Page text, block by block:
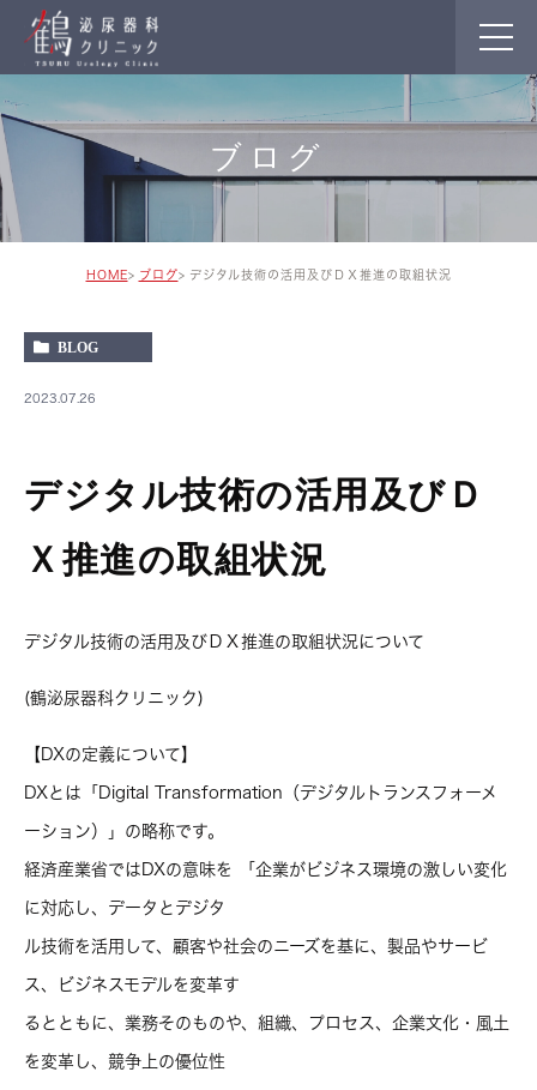
ブログ
HOME ブログ デジタル技術の活用及びＤＸ推進の取組状況
BLOG
2023.07.26
デジタル技術の活用及びＤ
Ｘ推進の取組状況
デジタル技術の活用及びＤＸ推進の取組状況について
(鶴泌尿器科クリニック)
【DXの定義について】
DXとは「Digital Transformation（デジタルトランスフォーメ
ーション）」の略称です。
経済産業省ではDXの意味を 「企業がビジネス環境の激しい変化
に対応し、データとデジタ
ル技術を活用して、顧客や社会のニーズを基に、製品やサービ
ス、ビジネスモデルを変革す
るとともに、業務そのものや、組織、プロセス、企業文化・風土
を変革し、競争上の優位性